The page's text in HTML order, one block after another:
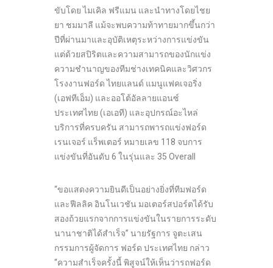
ขับโดย ไมเคิล ฟรีแมน และนำทางโดยไชย
ยา ชมมาลี แม้จะพบความท้าทายมากขึ้นกว่า
ปีที่ผ่านมาและอุบัติเหตุระหว่างการแข่งขัน
แต่ด้วยสปิริตและความสามารถของนักแข่ง
ความชำนาญของทีมช่างเทคนิคและวิศวกร
โรงงานฟอร์ด ไทยแลนด์ แมนูแฟคเจอริ่ง
(เอฟทีเอ็ม) และออโต้อัลลายแอนซ์
ประเทศไทย (เอเอที) และอุปกรณ์อะไหล่
บริการที่ครบครัน สามารถพารถแข่งฟอร์ด
เรนเจอร์ แร็พเตอร์ หมายเลข 118 จบการ
แข่งขันที่อันดับ 6 ในรุ่นและ 35 Overall
“ขอแสดงความยินดีเป็นอย่างยิ่งที่ทีมฟอร์ด
และฟีลลิค อินโนเวชัน มอเตอร์สปอร์ตได้รับ
สองถ้วยแรกจากการแข่งขันในรายการระดับ
นานาชาติได้สำเร็จ” นายรัฐการ จูตะเสน
กรรมการผู้จัดการ ฟอร์ด ประเทศไทย กล่าว
“ความสำเร็จครั้งนี้ พิสูจน์ให้เห็นว่ารถฟอร์ด